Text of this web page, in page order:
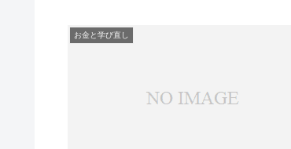
お金と学び直し